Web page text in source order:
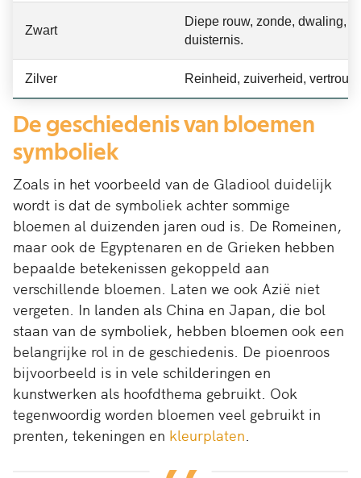
Zwart
Diepe rouw, zonde, dwaling,
duisternis.
Zilver Reinheid, zuiverheid,
De geschiedenis van bloemen
symboliek
Zoals in het voorbeeld van de Gladiool duidelijk
wordt is dat de symboliek achter sommige
bloemen al duizenden jaren oud is. De Romeinen,
maar ook de Egyptenaren en de Grieken hebben
bepaalde betekenissen gekoppeld aan
verschillende bloemen. Laten we ook Azië niet
vergeten. In landen als China en Japan, die bol
staan van de symboliek, hebben bloemen ook een
belangrijke rol in de geschiedenis. De pioenroos
bijvoorbeeld is in vele schilderingen en
kunstwerken als hoofdthema gebruikt. Ook
tegenwoordig worden bloemen veel gebruikt in
prenten, tekeningen en kleurplaten